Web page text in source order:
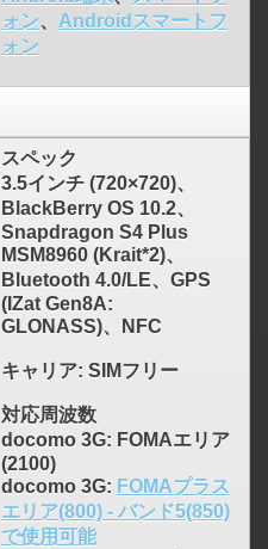
ォン、 Androidスマートフ
ォン
スペック
3.5インチ (720×720)、
BlackBerry OS 10.2、
Snapdragon S4 Plus
MSM8960 (Krait*2)、
Bluetooth 4.0/LE、GPS
(IZat Gen8A:
GLONASS)、NFC
キャリア: SIMフリー
対応周波数
docomo 3G: FOMAエリア
(2100)
docomo 3G: FOMAプラス
エリア(800) - バンド5(850)
で使用可能